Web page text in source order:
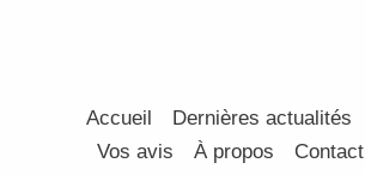
Accueil Dernières actualités
Vos avis
À propos Contact